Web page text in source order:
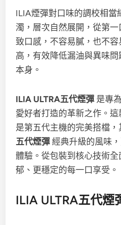
ILIA煙彈對口味的調校相當
濁，層次自然展開，從第
致口感，不容易膩，也不
高，有效降低漏油與異味
本身。
ILIA ULTRA五代煙彈 是專
愛好者打造的革新之作。這
是第五代主機的完美搭檔
五代煙彈 經典升級的風味
體驗。從包裝到核心技術
郁、更穩定的每一口享受。
ILIA ULTRA五代煙